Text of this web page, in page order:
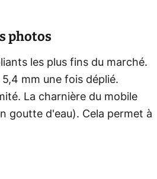
photos
les plus fins du marché.
mm une fois déplié.
La charnière du mobile
goutte d'eau). Cela permet à